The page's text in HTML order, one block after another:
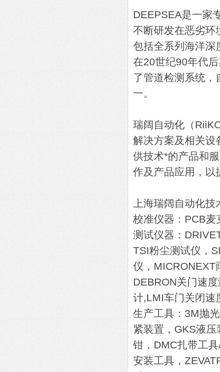
DEEPSEA是一家
不断研发在恶劣环
包括全系列海洋深
在20世纪90年代
了管道检测系统，
一。
瑞阔自动化（
解决方案及相关设
供技术*的产品和
作及产品应用，以
上海瑞阔自动化技
校准仪器：PCB
测试仪器：
TSI粉尘测试仪，
仪，MICRONEXT
DEBRON关门速
计,LMI车门关闭速
生产工具：3M抛
紧装置，GKS液
钳，DMC扎带工
安装工具，